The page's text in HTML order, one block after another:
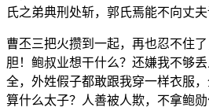
氏之弟典刑处斩，郭氏焉能不向丈夫
曹丕三把火攒到一起，再也忍不住
胆！鲍叔业想干什么？还嫌我不够
全，外姓假子都敢跟我穿一样衣服
算什么太子？人善被人欺，不拿鲍